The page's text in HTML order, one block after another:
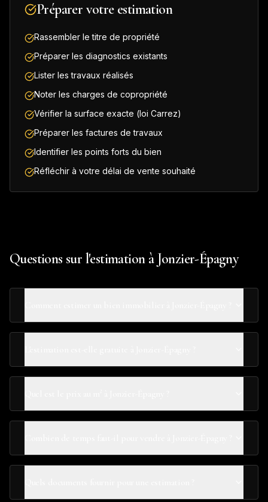
Préparer votre estimation
Rassembler le titre de propriété
Préparer les diagnostics existants
Lister les travaux réalisés
Noter les charges de copropriété
Vérifier la surface exacte (loi Carrez)
Préparer les factures de travaux
Identifier les points forts du bien
Réfléchir à votre délai de vente souhaité
Questions sur l'estimation à Jonzier-Épagny